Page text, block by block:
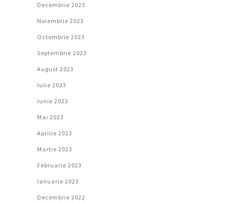
Decembrie 2023
Noiembrie 2023
Octombrie 2023
Septembrie 2023
August 2023
Iulie 2023
Iunie 2023
Mai 2023
Aprilie 2023
Martie 2023
Februarie 2023
Ianuarie 2023
Decembrie 2022